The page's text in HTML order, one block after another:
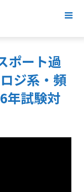
ポート過
ジ系・頻
年試験対